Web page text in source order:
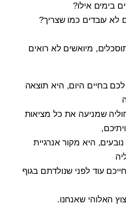
בימים אילו?
לא עובדים כמו שצריך?
מיואשים לא רואים
בחיים היום, היא תוצאה
שמניעה את כל מציאות
היא מקור אנרגיית
עוד לפני שנולדתם בגוף
האלוהי שאנחנו.